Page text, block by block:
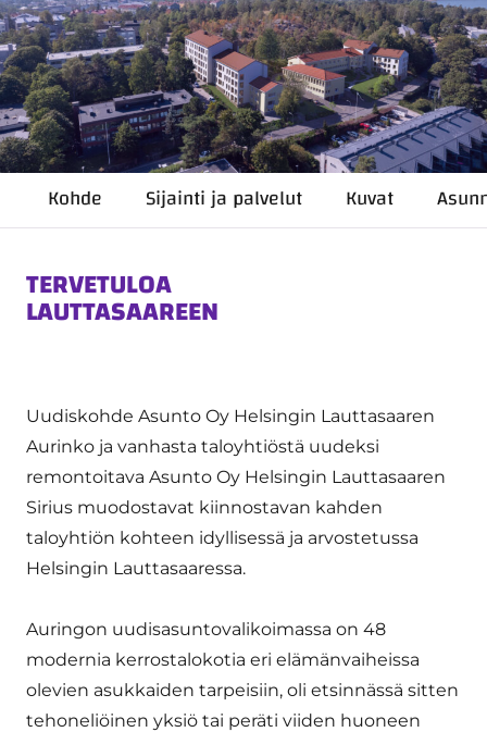
Kohde Sijainti ja palvelut Kuvat
TERVETULOA
LAUTTASAAREEN
Uudiskohde Asunto Oy Helsingin Lauttasaaren
Aurinko ja vanhasta taloyhtiöstä uudeksi
remontoitava Asunto Oy Helsingin Lauttasaaren
Sirius muodostavat kiinnostavan kahden
taloyhtiön kohteen idyllisessä ja arvostetussa
Helsingin Lauttasaaressa.
Auringon uudisasuntovalikoimassa on 48
modernia kerrostalokotia eri elämänvaiheissa
olevien asukkaiden tarpeisiin, oli etsinnässä sitten
tehoneliöinen yksiö tai peräti viiden huoneen